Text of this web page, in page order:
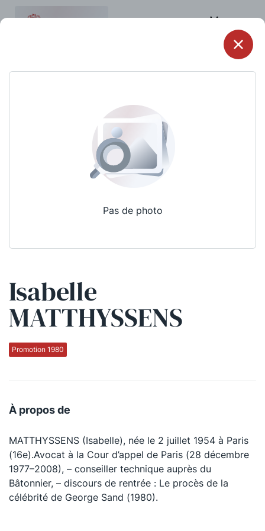
Menu
Pas de photo
Isabelle
MATTHYSSENS
Promotion 1980
À propos de
MATTHYSSENS (Isabelle), née le 2 juillet 1954 à Paris
(16e).Avocat à la Cour d’appel de Paris (28 décembre
1977–2008), – conseiller technique auprès du
Bâtonnier, – discours de rentrée : Le procès de la
célébrité de George Sand (1980).
Qui sommes-nous ?
La Conférence
La défense pénale
Le Concours de la Conférence
La Conférence Berryer
La Petite Conférence